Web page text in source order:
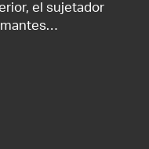
el sujetador